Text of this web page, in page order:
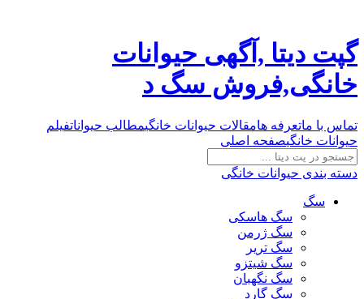
گپت دیتا ,آگهی حیوانات
خانگی,فروش سگ د
تماس با ماتعرفه هامقالات حیوانات خانگیمطالب حیواناتفیلم
حیوانات خانگیصفحه اصلی
دسته بندی حیوانات خانگی
سگ
سگ هاسکی
سگ ژرمن
سگ تریر
سگ شیتزو
سگ نگهبان
سگ گارد